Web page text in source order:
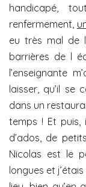
handicapé,
renfermement,
eu très mal de
barrières de l
l’enseignante
laisser, qu’il se
dans un
temps ! Et
d’ados, de
Nicolas est le
longues et